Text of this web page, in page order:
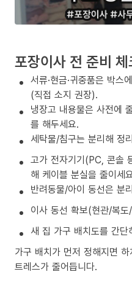
포장이사 전 준비
서류·현금·귀중품은 박스
(직접 소지 권장).
냉장고 내용물은 사전에
를 해두세요.
세탁물/침구는 분리해 정
고가 전자기기(PC, 콘솔
해 케이블 분실을 줄이세
반려동물/아이 동선은 분
이사 동선 확보(현관/복
새 집 가구 배치도를 간
가구 배치가 먼저 정해지면
트레스가 줄어듭니다.